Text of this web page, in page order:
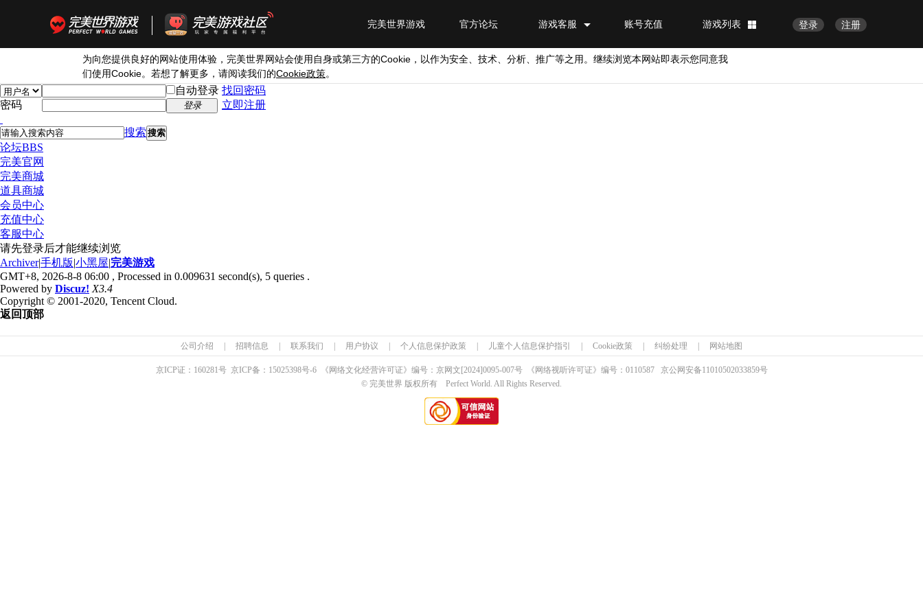
注册
登录
游戏列表
账号充值
游戏客服
官方论坛
完美世界游戏
为向您提供良好的网站使用体验，完美世界网站会使用自身或第三方的Cookie ，以作为安全、技术、分析、推广等之用。继续浏览本网站即表示您同意我
们使用Cookie。若想了解更多，请阅读我们的Cookie政策。
自动登录 找回密码
密码
登录 立即注册
搜索 搜索
论坛BBS
完美官网
完美商城
道具商城
会员中心
充值中心
客服中心
请先登录后才能继续浏览
Archiver|手机版|小黑屋|完美游戏
GMT+8, 2026-8-8 06:00 , Processed in 0.009631 second(s), 5 queries .
Powered by Discuz! X3.4
Copyright © 2001-2020, Tencent Cloud.
返回顶部
公司介绍 招聘信息 联系我们 用户协议 个人信息保护政策 儿童个人信息保护指引 Cookie政策 纠纷处理 网站地图
京ICP证： 160281号 京ICP备： 15025398号-6 《网络文化经营许可证》编号：京网文 [2024]0095-007号 《网络视听许可证》编号：0110587京公网安备11010502033859号
© 完美世界 版权所有 Perfect World. All Rights Reserved.